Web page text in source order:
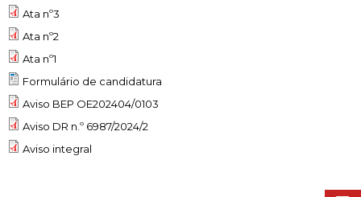
Transparência Municipal
Reabilitação urbana
Urbanismo
Cascais Envolvente
Cascais Próxima
Ambiente & Energia
Economia & Inovação
Qualidade de vida
Sociedade & Educação
COMUNICAÇÃO:
VISITAR
ESTUDAR
TEMPOS LIVRES
Ata nº3
Ata nº2
Ata nº1
Formulário de candidatura
Aviso BEP OE202404/0103
Aviso DR n.º 6987/2024/2
Aviso integral